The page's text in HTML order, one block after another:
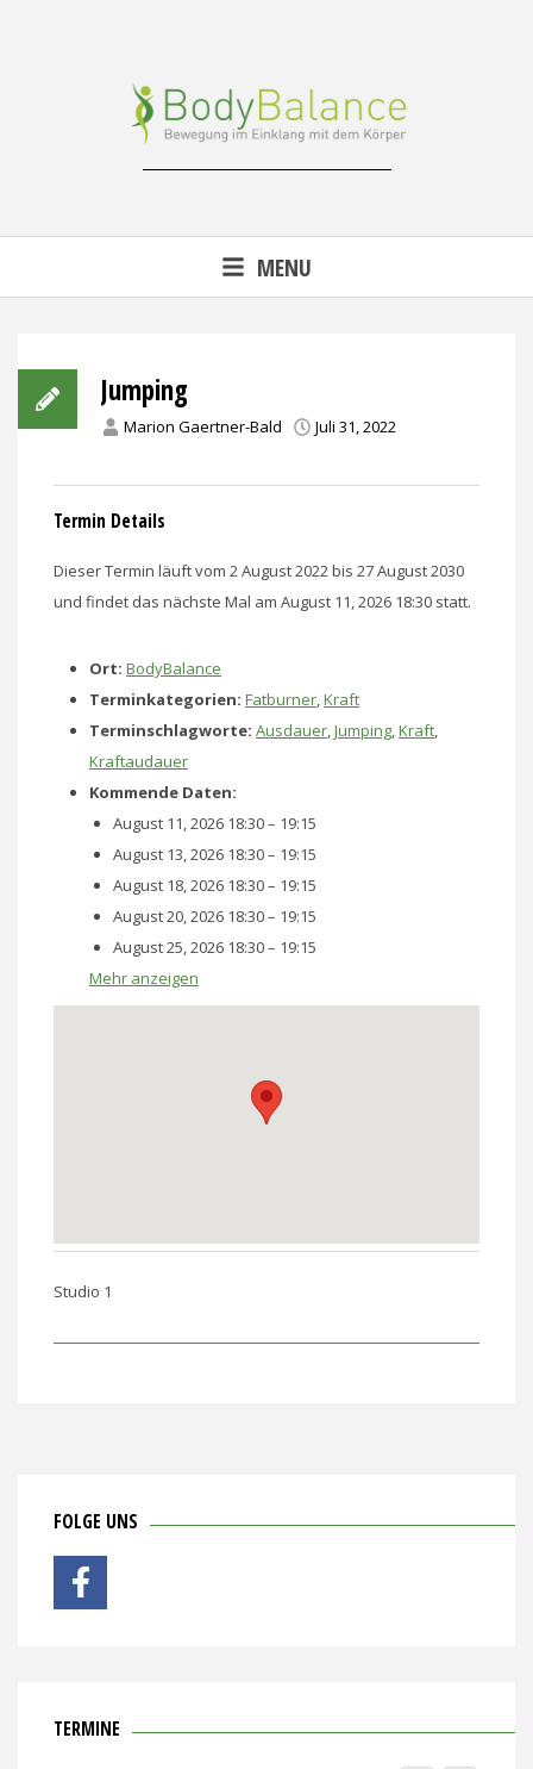
MENU
Jumping
Marion Gaertner-Bald Juli 31, 2022
Termin Details
Dieser Termin läuft vom 2 August 2022 bis 27 August 2030
und findet das nächste Mal am August 11, 2026 18:30 statt.
Ort: BodyBalance
Terminkategorien: Fatburner,Kraft
Terminschlagworte: Ausdauer,Jumping,Kraft,
Kraftaudauer
Kommende Daten:
August 11, 2026 18:30– 19:15
August 13, 2026 18:30– 19:15
August 18, 2026 18:30– 19:15
August 20, 2026 18:30– 19:15
August 25, 2026 18:30– 19:15
Mehr anzeigen
Studio 1
FOLGE UNS
TERMINE